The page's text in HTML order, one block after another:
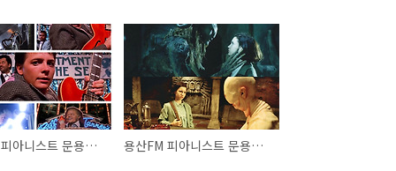
용산FM 피아니스트 문용의 다정한 영화음악 39회 용산FM 피아니스트 문용의 다정한 영화음악 38회